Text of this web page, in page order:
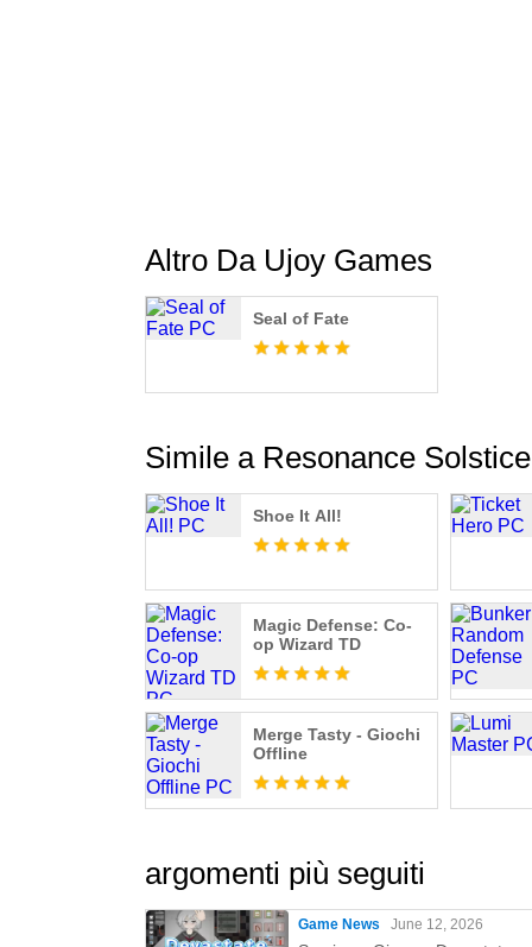
Altro Da Ujoy Games
Seal of Fate
Simile a Resonance Solstice
Shoe It All!
Magic Defense: Co-
op Wizard TD
Merge Tasty - Giochi
Offline
argomenti più seguiti
Game News June 12, 2026